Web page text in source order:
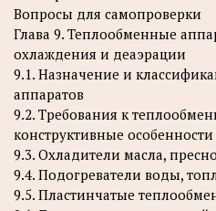
Вопросы для самопроверки
Глава 9. Теплообменные
охлаждения и деаэрации
9.1. Назначение и
аппаратов
9.2. Требования к
конструктивные особенности
9.3. Охладители масла,
9.4. Подогреватели воды,
9.5. Пластинчатые